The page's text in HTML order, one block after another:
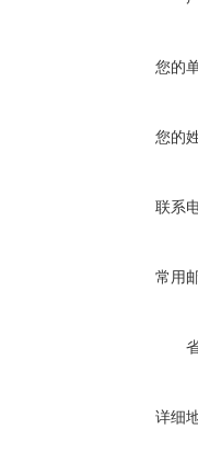
您的
您的
联系
常用
详细